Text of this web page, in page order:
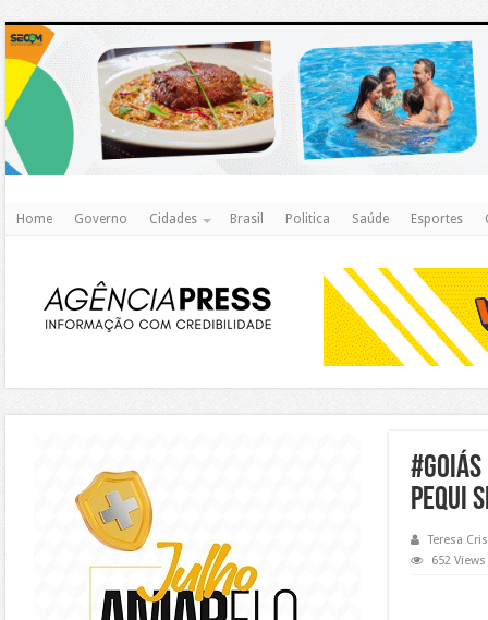
Home Governo Cidades Brasil Politica Saúde Esportes
pequi
Teresa
652 Views